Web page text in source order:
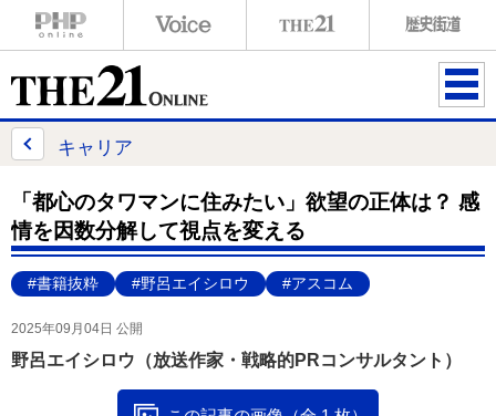
ME
キャリア
「都心のタワマンに住みたい」欲望の正体は？ 感
情を因数分解して視点を変える
#書籍抜粋 #野呂エイシロウ #アスコム
2025年09月04日 公開
野呂エイシロウ（放送作家・戦略的PRコンサルタント）